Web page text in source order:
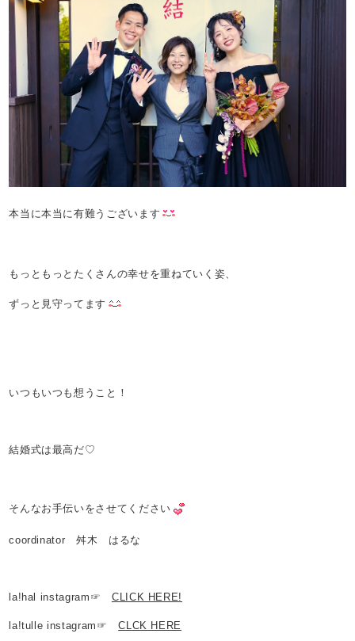
本当に本当に有難うございます
もっともっとたくさんの幸せを重ねていく姿、
ずっと見守ってます
いつもいつも想うこと！
結婚式は最高だ♡
そんなお手伝いをさせてください
coordinator 舛木 はるな
la!hal instagram☞ CLICK HERE!
la!tulle instagram☞CLCK HERE